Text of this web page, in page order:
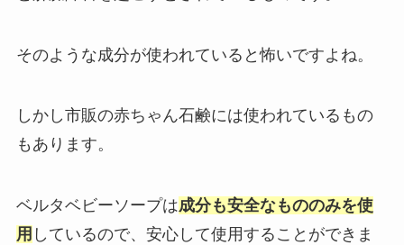
そのような成分が使われていると怖いですよね。
しかし市販の赤ちゃん石鹸には使われているもの
もあります。
ベルタベビーソープは成分も安全なもののみを使
用 しているので、安心して使用することができま